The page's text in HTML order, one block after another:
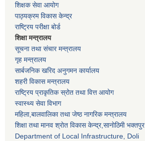
शिक्षक सेवा आयोग
पाठ्यक्रम विकास केन्द्र
राष्ट्रिय परीक्षा बोर्ड
शिक्षा मन्त्रालय
सूचना तथा संचार मन्त्रालय
गृह मन्त्रालय
सार्बजनिक खरिद अनुगमन कार्यालय
शहरी विकास मन्त्रालय
राष्ट्रिय प्राकृतिक स्रोत तथा वित्त आयोग
स्वास्थ्य सेवा विभाग
महिला,बालवालिका तथा जेष्ठ नागरिक मन्त्रालय
शिक्षा तथा मानव श्राेत विकास केन्द्र,सानाेठिमी भक्तपुर
Department of Local Infrastructure, Doli